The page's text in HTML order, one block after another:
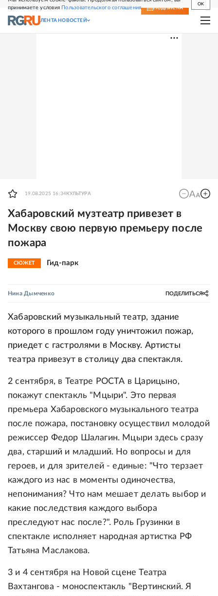
принимаете условия Пользовательского соглашения
OK
СВЕЖИЙ НОМЕР ПОДПИСКА
ЛЕНТА НОВОСТЕЙ
19.08.2025 16:34 КУЛЬТУРА
Хабаровский музтеатр привезет в
Москву свою первую премьеру после
пожара
СЮЖЕТ Гид-парк
Нина Дымченко ПОДЕЛИТЬСЯ
Хабаровский музыкальный театр, здание
которого в прошлом году уничтожил пожар,
приедет с гастролями в Москву. Артисты
театра привезут в столицу два спектакля.
2 сентября, в Театре РОСТА в Царицыно,
покажут спектакль "Мцыри". Это первая
премьера Хабаровского музыкального театра
после пожара, постановку осуществил молодой
режиссер Федор Шалагин. Мцыри здесь сразу
два, старший и младший. Но вопросы и для
героев, и для зрителей - единые: "Что терзает
каждого из нас в моменты одиночества,
непонимания? Что нам мешает делать выбор и
какие последствия каждого выбора
преследуют нас после?". Роль Грузинки в
спектакле исполняет народная артистка РФ
Татьяна Маслакова.
3 и 4 сентября на Новой сцене Театра
Вахтангова - моноспектакль "Вертинский. Я